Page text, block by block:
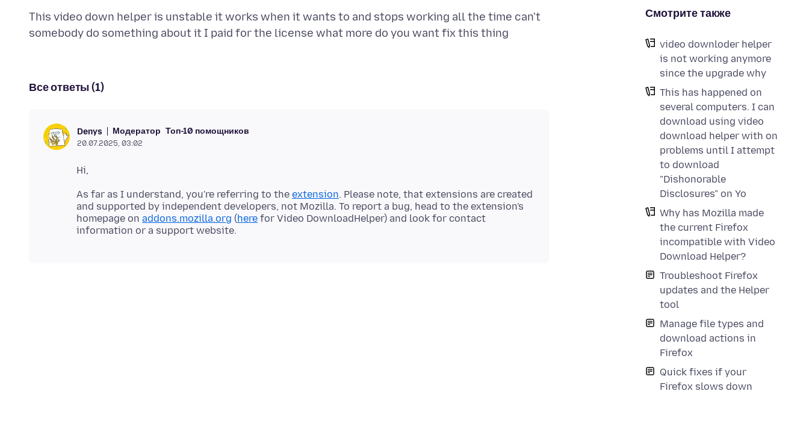
Смотрите также
video downloder helper
is not working anymore
since the upgrade why
This has happened on
several computers. I can
download using video
download helper with on
problems until I attempt
to download
"Dishonorable
Disclosures" on Yo
Why has Mozilla made
the current Firefox
incompatible with Video
Download Helper?
Troubleshoot Firefox
updates and the Helper
tool
Manage file types and
download actions in
Firefox
Quick fixes if your
Firefox slows down
This video down helper is unstable it works when it wants to and stops working all the time can't
Все ответы (1)
Denys Модератор Топ-10 помощников
20.07.2025, 03:02
As far as I understand, you're referring to the extension. Please note, that extensions are created
and supported by independent developers, not Mozilla. To report a bug, head to the extension's
homepage on addons.mozilla.org (here for Video DownloadHelper) and look for contact